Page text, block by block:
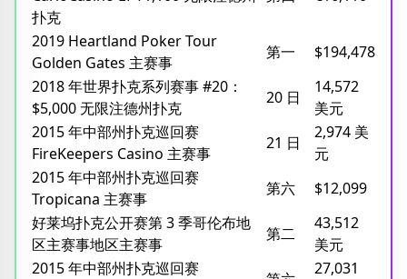
扑克
2019 Heartland Poker Tour
Golden Gates 主赛事
第一
$194,478
2018 年世界扑克系列赛事 #20：
$5,000 无限注德州扑克
20 日
14,572
美元
2015 年中部州扑克巡回赛
FireKeepers Casino 主赛事
21 日
2,974 美
元
2015 年中部州扑克巡回赛
Tropicana 主赛事
第六
$12,099
好莱坞扑克公开赛第 3 季哥伦布地
区主赛事地区主赛事
第二
43,512
美元
2015 年中部州扑克巡回赛
27,031